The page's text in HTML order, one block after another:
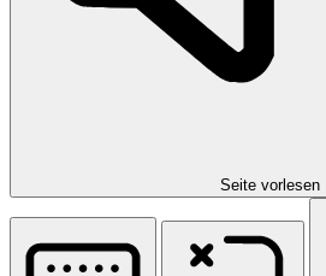
Seite vorlesen